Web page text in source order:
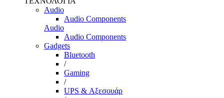
Audio
Audio Components
Audio
Audio Components
Gadgets
Bluetooth
/
Gaming
/
UPS & Αξεσουάρ